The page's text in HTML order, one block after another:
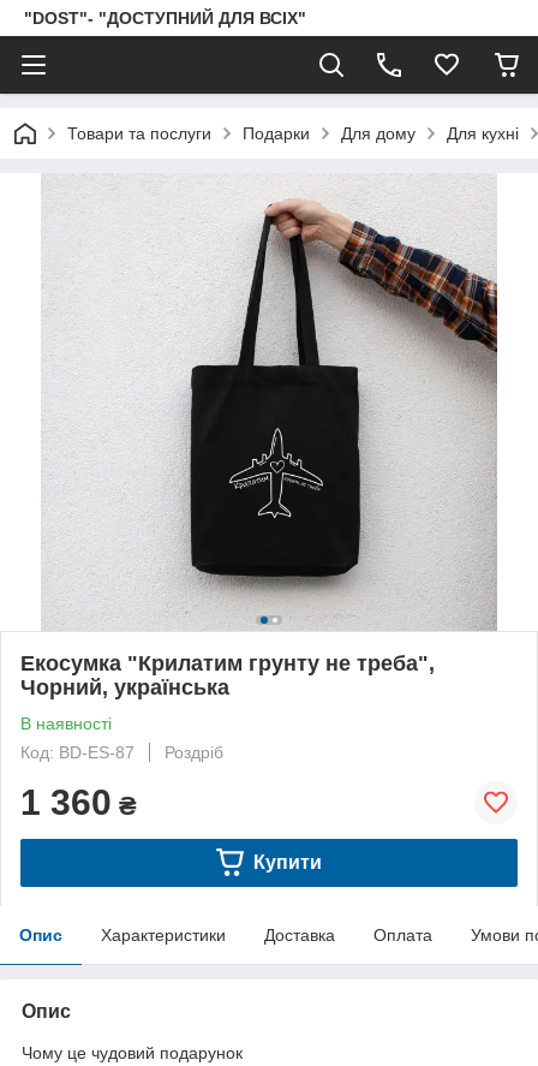
"DOST"- "ДОСТУПНИЙ ДЛЯ ВСІХ"
Товари та послуги Подарки Для дому Для кухні
Екосумка "Крилатим грунту не треба",
Чорний, українська
В наявності
Код: BD-ES-87
Роздріб
1 360 ₴
Купити
Опис Характеристики Доставка Оплата Умови
Опис
Чому це чудовий подарунок